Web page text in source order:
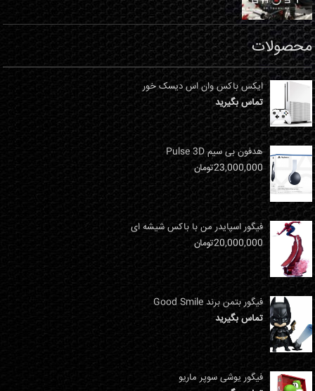
محصولات
ایکس باکس وان اس دیسک خور
تماس بگیرید
هدفون بی سیم Pulse 3D
23,000,000تومان
فیگور اسپایدر من با باکس شیشه ای
20,000,000تومان
فیگور بتمن برند Good Smile
تماس بگیرید
فیگور یوشی سوپر ماریو